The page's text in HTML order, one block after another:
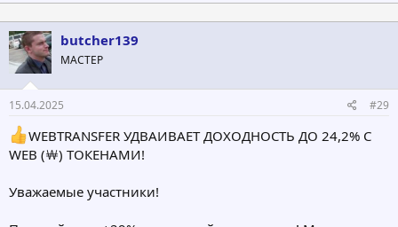
butcher139
МАСТЕР
15.04.2025 #29
WEBTRANSFER УДВАИВАЕТ ДОХОДНОСТЬ ДО 24,2% С
WEB (￦) ТОКЕНАМИ!
Уважаемые участники!